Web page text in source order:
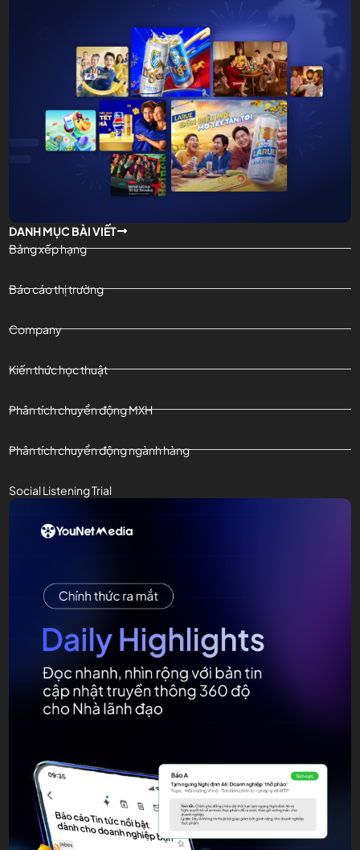
DANH MỤC BÀI VIẾT
Bảng xếp hạng
Báo cáo thị trường
Company
Kiến thức học thuật
Phân tích chuyển động MXH
Phân tích chuyển động ngành hàng
Social Listening Trial